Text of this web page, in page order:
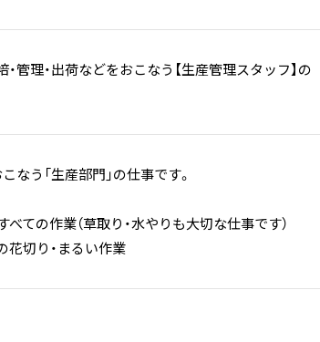
管理・出荷などをおこなう【生産管理スタッフ】の
なう「生産部門」の仕事です。
べての作業（草取り・水やりも大切な仕事です）
花切り・まるい作業